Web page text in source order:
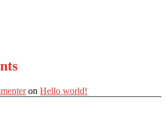
on Hello world!